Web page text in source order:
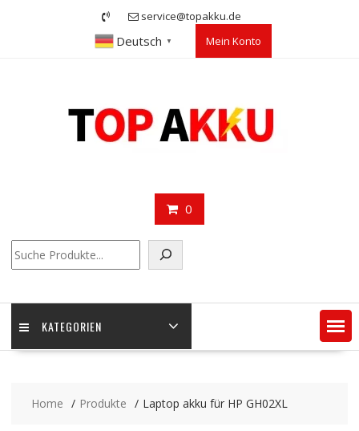
service@topakku.de
Deutsch ▼ Mein Konto
0
KATEGORIEN
Home Produkte Laptop akku für HP GH02XL